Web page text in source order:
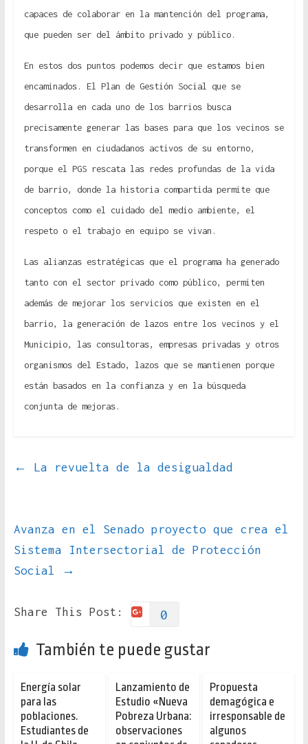
capaces de colaborar en la mantención del programa,
que pueden ser del ámbito privado y público.
En estos dos puntos podemos decir que estamos bien
encaminados. El Plan de Gestión Social que se
desarrolla en cada uno de los barrios busca
precisamente generar las bases para que los vecinos se
transformen en ciudadanos activos de su entorno,
porque el PGS rescata las redes profundas de la vida
de barrio, donde la historia compartida permite que
conceptos como el cuidado del medio ambiente, el
respeto o el trabajo en equipo se vivan.
Las alianzas estratégicas que el programa ha generado
tanto con el sector privado como público, permiten
además de mejorar los servicios que existen en el
barrio, la generación de lazos entre los vecinos y el
Municipio, las consultoras, empresas privadas y otros
organismos del Estado, lazos que se mantienen porque
están basados en la confianza y en la búsqueda
conjunta de mejoras.
← La revuelta de la desigualdad
Avanza en el Senado proyecto que crea el
Sistema Intersectorial de Protección
Social
→
Share This Post: 0
También te puede gustar
Energía solar
para las
poblaciones.
Estudiantes de
Lanzamiento de
Estudio «Nueva
Pobreza Urbana:
observaciones
Propuesta
demagógica e
irresponsable de
algunos